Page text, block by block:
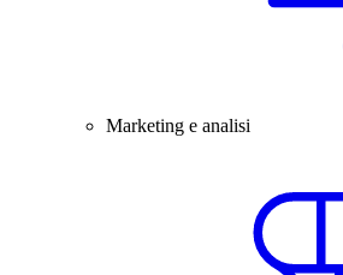
Marketing e analisi